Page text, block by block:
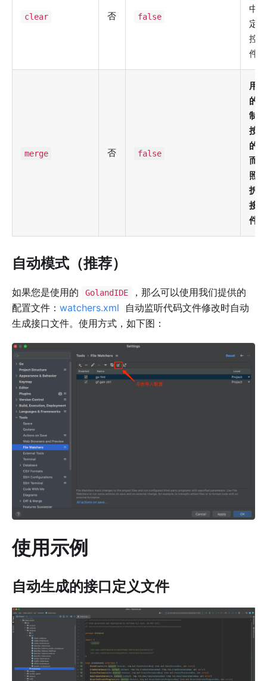
clear 否 false
中
定
控
件。
merge 否 false
用
的
制
按
的
而
照
拆
接
件。
自动模式（推荐）
如果您是使用的 GolandIDE
，那么可以使用我们提供的
配置文件： watchers.xml 自动监听代码文件修改时自动
生成接口文件。使用方式，如下图：
使用示例
自动生成的接口定义文件